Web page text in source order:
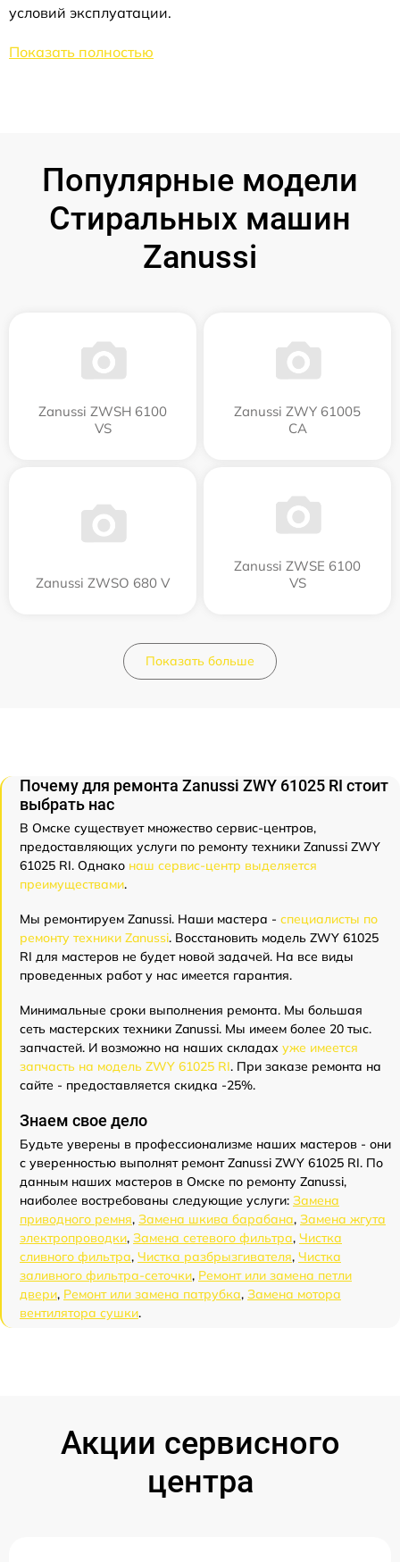
условий эксплуатации.
Показать полностью
Популярные модели
Стиральных машин
Zanussi
Zanussi ZWSH 6100
VS
Zanussi ZWY 61005
CA
Zanussi ZWSO 680 V
Zanussi ZWSE 6100
VS
Показать больше
Почему для ремонта Zanussi ZWY 61025 RI стоит
выбрать нас
В Омске существует множество сервис-центров,
предоставляющих услуги по ремонту техники Zanussi ZWY
61025 RI. Однако наш сервис-центр выделяется
преимуществами.
Мы ремонтируем Zanussi. Наши мастера - специалисты по
ремонту техники Zanussi. Восстановить модель ZWY 61025
RI для мастеров не будет новой задачей. На все виды
проведенных работ у нас имеется гарантия.
Минимальные сроки выполнения ремонта. Мы большая
сеть мастерских техники Zanussi. Мы имеем более 20 тыс.
запчастей. И возможно на наших складах уже имеется
запчасть на модель ZWY 61025 RI. При заказе ремонта на
сайте - предоставляется скидка -25%.
Знаем свое дело
Будьте уверены в профессионализме наших мастеров - они
с уверенностью выполнят ремонт Zanussi ZWY 61025 RI. По
данным наших мастеров в Омске по ремонту Zanussi,
наиболее востребованы следующие услуги: Замена
приводного ремня, Замена шкива барабана, Замена жгута
электропроводки, Замена сетевого фильтра, Чистка
сливного фильтра, Чистка разбрызгивателя, Чистка
заливного фильтра-сеточки, Ремонт или замена петли
двери, Ремонт или замена патрубка, Замена мотора
вентилятора сушки.
Акции сервисного
центра